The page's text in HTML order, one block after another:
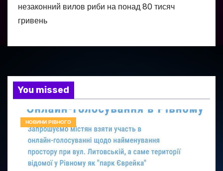
незаконний вилов риби на понад 80 тисяч
гривень
You missed
НОВИНИ РІВНОГО